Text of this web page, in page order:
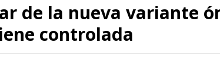
de la nueva variante
controlada